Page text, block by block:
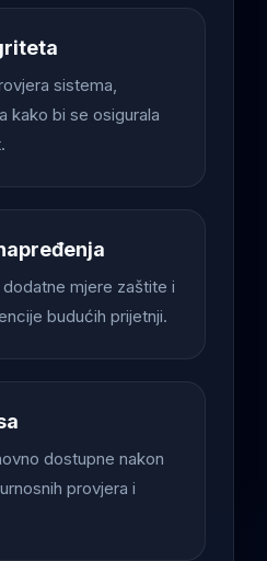
sistema,
kako bi se osigurala
mjere zaštite i
budućih prijetnji.
dostupne nakon
provjera i